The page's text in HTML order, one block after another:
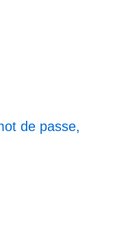
de passe,